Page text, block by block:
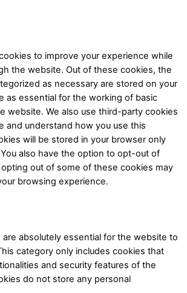
to improve your experience while
the website. Out of these cookies, the
as necessary are stored on your
as essential for the working of basic
website. We also use third-party cookies
and understand how you use this
will be stored in your browser only
also have the option to opt-out of
out of some of these cookies may
browsing experience.
absolutely essential for the website to
category only includes cookies that
and security features of the
do not store any personal